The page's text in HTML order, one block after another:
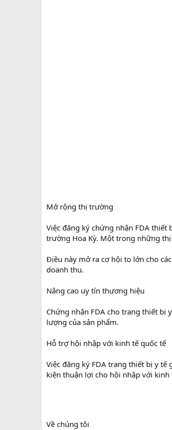
Mở rộng thị trường
Việc đăng ký chứng nhận FDA thiết
trường Hoa Kỳ. Một trong những
Điều này mở ra cơ hội to lớn cho
doanh thu.
Nâng cao uy tín thương hiệu
Chứng nhận FDA cho trang thiết bị
lượng của sản phẩm.
Hỗ trợ hội nhập với kinh tế quốc tế
Việc đăng ký FDA trang thiết bị y tế
kiện thuận lợi cho hội nhập với
Về chúng tôi